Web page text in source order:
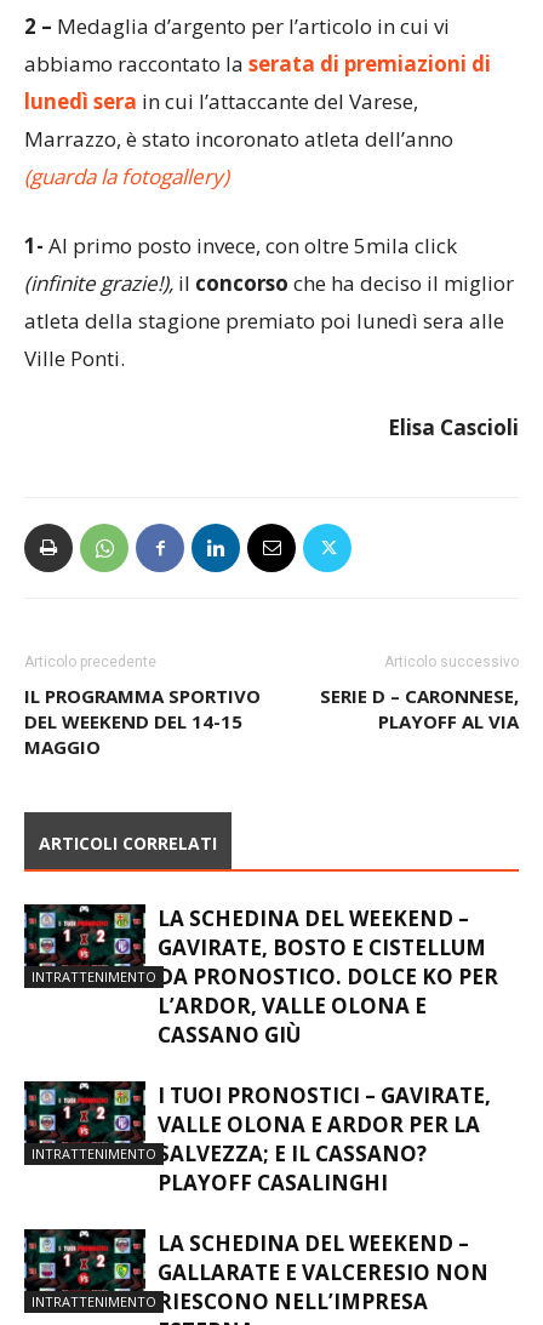
2 – Medaglia d’argento per l’articolo in cui vi
abbiamo raccontato la serata di premiazioni di
lunedì sera in cui l’attaccante del Varese,
Marrazzo, è stato incoronato atleta dell’anno
(guarda la fotogallery)
1- Al primo posto invece, con oltre 5mila click
(infinite grazie!), il concorso che ha deciso il miglior
atleta della stagione premiato poi lunedì sera alle
Ville Ponti.
Elisa Cascioli
Articolo precedente
IL PROGRAMMA SPORTIVO
DEL WEEKEND DEL 14-15
MAGGIO
Articolo successivo
SERIE D – CARONNESE,
PLAYOFF AL VIA
ARTICOLI CORRELATI
INTRATTENIMENTO
LA SCHEDINA DEL WEEKEND –
GAVIRATE, BOSTO E CISTELLUM
DA PRONOSTICO. DOLCE KO PER
L’ARDOR, VALLE OLONA E
CASSANO GIÙ
INTRATTENIMENTO
I TUOI PRONOSTICI – GAVIRATE,
VALLE OLONA E ARDOR PER LA
SALVEZZA; E IL CASSANO?
PLAYOFF CASALINGHI
INTRATTENIMENTO
LA SCHEDINA DEL WEEKEND –
GALLARATE E VALCERESIO NON
RIESCONO NELL’IMPRESA